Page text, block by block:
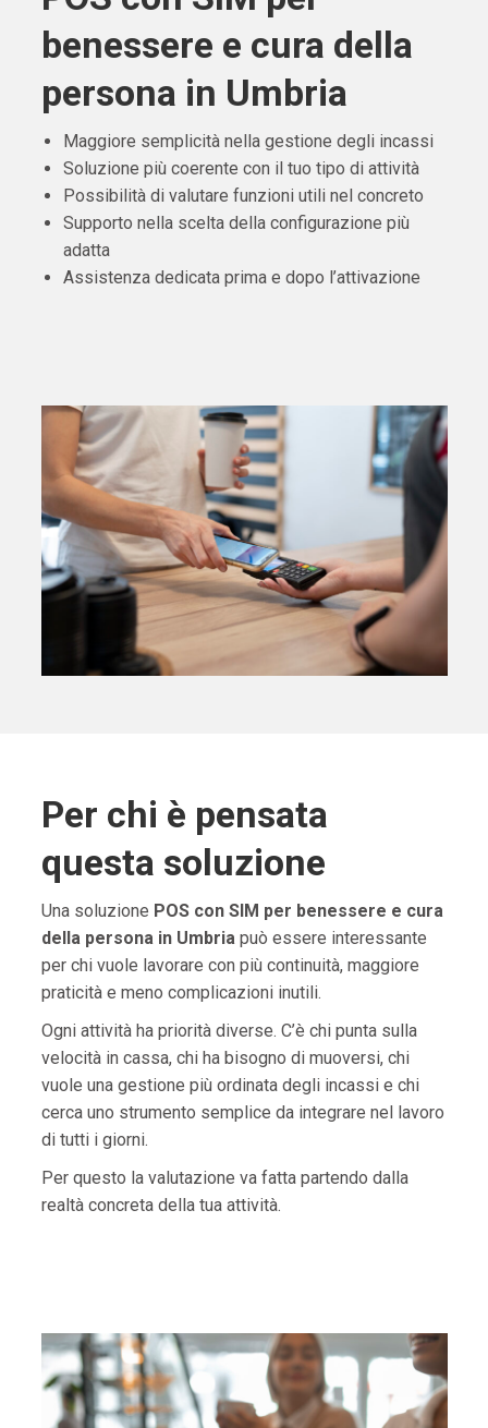
benessere e cura della
persona in Umbria
Maggiore semplicità nella gestione degli incassi
Soluzione più coerente con il tuo tipo di attività
Possibilità di valutare funzioni utili nel concreto
Supporto nella scelta della configurazione più
adatta
Assistenza dedicata prima e dopo l’attivazione
Per chi è pensata
questa soluzione
Una soluzione POS con SIM per benessere e cura
della persona in Umbriapuò essere interessante
per chi vuole lavorare con più continuità, maggiore
praticità e meno complicazioni inutili.
Ogni attività ha priorità diverse. C’è chi punta sulla
velocità in cassa, chi ha bisogno di muoversi, chi
vuole una gestione più ordinata degli incassi e chi
cerca uno strumento semplice da integrare nel lavoro
di tutti i giorni.
Per questo la valutazione va fatta partendo dalla
realtà concreta della tua attività.